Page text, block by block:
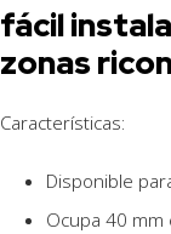
fácil
zonas
Características:
Disponible
Ocupa 40